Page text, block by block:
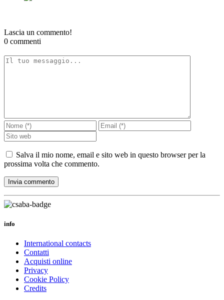
Lascia un commento!
0 commenti
Salva il mio nome, email e sito web in questo browser per la
prossima volta che commento.
info
International contacts
Contatti
Acquisti online
Privacy
Cookie Policy
Credits